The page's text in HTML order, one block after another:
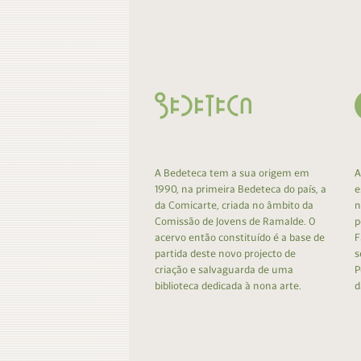
A Bedeteca tem a sua origem em
1990, na primeira Bedeteca do país, a
da Comicarte, criada no âmbito da
Comissão de Jovens de Ramalde. O
acervo então constituído é a base de
partida deste novo projecto de
criação e salvaguarda de uma
biblioteca dedicada à nona arte.